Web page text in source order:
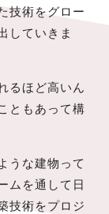
技術をグロー
していきま
るほど高いん
ともあって構
うな建物って
ムを通して日
技術をプロジ